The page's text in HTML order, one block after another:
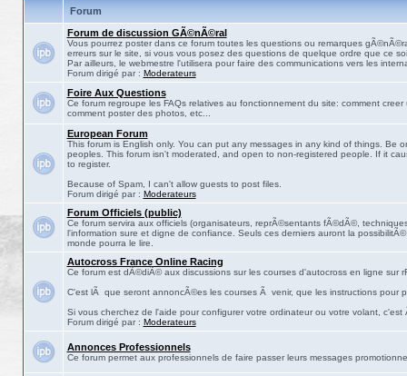
Forum
Forum de discussion GÃ©nÃ©ral
Vous pourrez poster dans ce forum toutes les questions ou remarques
erreurs sur le site, si vous vous posez des questions de quelque ordre que ce
Par ailleurs, le webmestre l'utilisera pour faire des communications vers les
Forum dirigé par : Moderateurs
Foire Aux Questions
Ce forum regroupe les FAQs relatives au fonctionnement du site: comment creer
comment poster des photos, etc...
European Forum
This forum is English only. You can put any messages in any kind of things. Be
peoples. This forum isn't moderated, and open to non-registered people. If it
to register.
Because of Spam, I can't allow guests to post files.
Forum dirigé par : Moderateurs
Forum Officiels (public)
Ce forum servira aux officiels (organisateurs, reprÃ©sentants fÃ©dÃ©,
l'information sure et digne de confiance. Seuls ces derniers auront la
monde pourra le lire.
Autocross France Online Racing
Ce forum est dÃ©diÃ© aux discussions sur les courses d'autocross en ligne sur
C'est lÃ que seront annoncÃ©es les courses Ã venir, que les instructions pour
Si vous cherchez de l'aide pour configurer votre ordinateur ou votre volant, c'est
Forum dirigé par : Moderateurs
Annonces Professionnels
Ce forum permet aux professionnels de faire passer leurs messages